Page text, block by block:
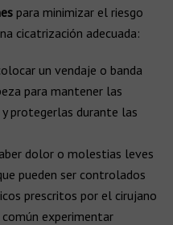
para minimizar el riesgo
cicatrización adecuada:
un vendaje o banda
para mantener las
protegerlas durante las
dolor o molestias leves
pueden ser controlados
prescritos por el cirujano
experimentar